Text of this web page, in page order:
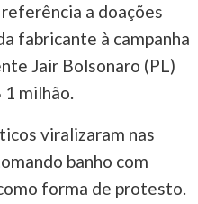
a doações
fabricante à campanha
Jair Bolsonaro (PL)
1 milhão.
viralizaram nas
banho com
forma de protesto.